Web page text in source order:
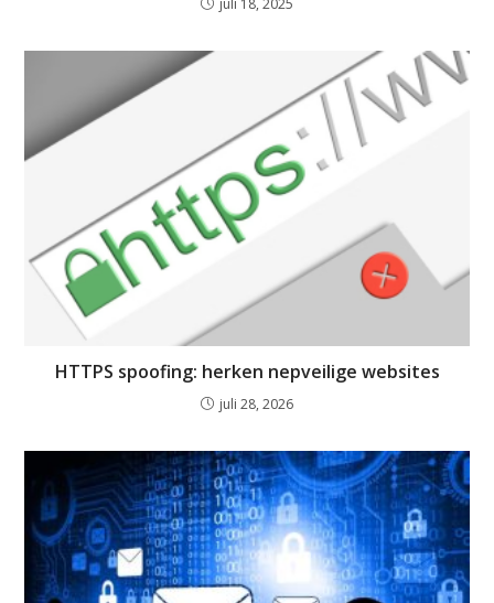
HTTPS spoofing: herken nepveilige websites
juli 28, 2026